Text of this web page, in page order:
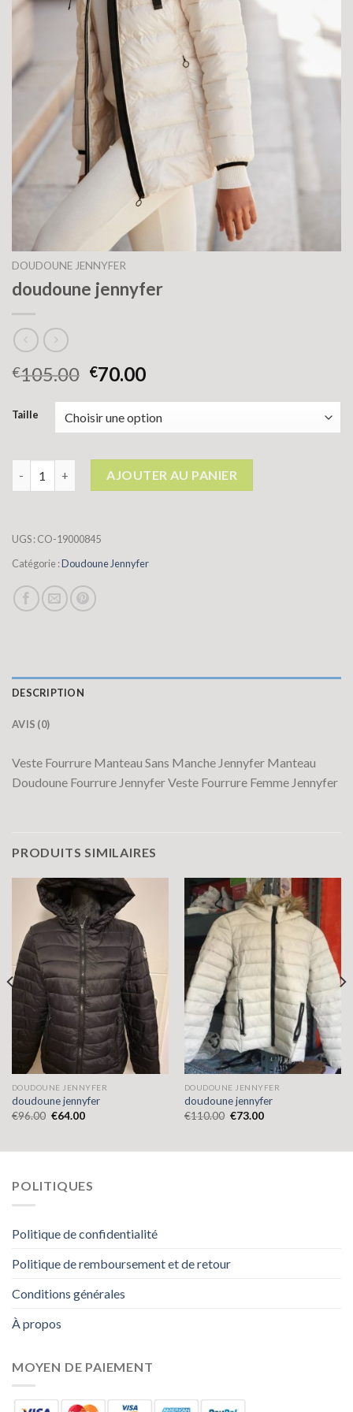
DOUDOUNE JENNYFER
doudoune jennyfer
€105.00 €70.00
Taille
quantité de doudoune jennyfer
AJOUTER AU PANIER
UGS :CO-19000845
Catégorie :Doudoune Jennyfer
DESCRIPTION
AVIS (0)
Veste Fourrure Manteau Sans Manche Jennyfer Manteau
Doudoune Fourrure Jennyfer Veste Fourrure Femme Jennyfer
PRODUITS SIMILAIRES
DOUDOUNE JENNYFER
doudoune jennyfer
€96.00 €64.00
DOUDOUNE JENNYFER
doudoune jennyfer
€110.00 €73.00
POLITIQUES
Politique de confidentialité
Politique de remboursement et de retour
Conditions générales
À propos
MOYEN DE PAIEMENT